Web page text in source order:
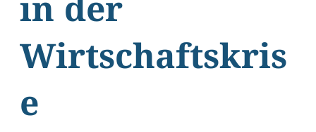
in der
Wirtschaftskris
e